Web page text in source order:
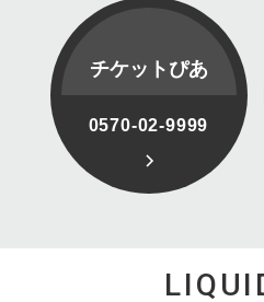
チケットぴあ
0570-02-9999